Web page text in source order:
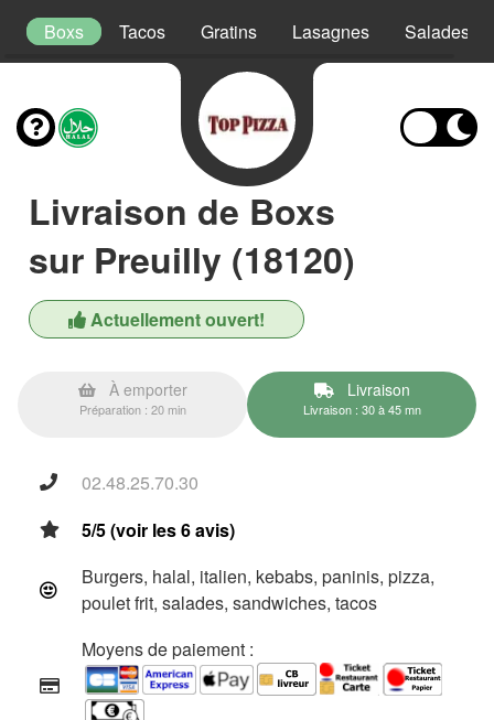
Boxs Tacos Gratins Lasagnes Salades
Livraison de Boxs
sur Preuilly (18120)
Actuellement ouvert!
À emporter
Préparation : 20 min
Livraison
Livraison : 30 à 45 mn
02.48.25.70.30
5/5 (voir les 6 avis)
Burgers, halal, italien, kebabs, paninis, pizza,
poulet frit, salades, sandwiches, tacos
Moyens de paiement :